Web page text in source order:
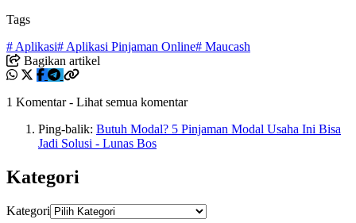
Tags
# Aplikasi# Aplikasi Pinjaman Online# Maucash
Bagikan artikel
1 Komentar- Lihat semua komentar
Ping-balik: Butuh Modal? 5 Pinjaman Modal Usaha Ini Bisa
Jadi Solusi - Lunas Bos
Kategori
Kategori